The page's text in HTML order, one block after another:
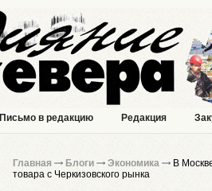
Письмо в редакцию Редакция
Главная Блоги Экономика
В
товара с Черкизовского рынка